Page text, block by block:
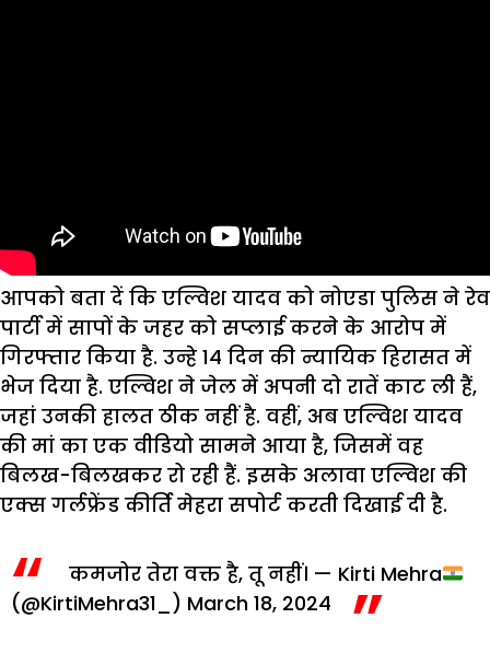
आपको बता दें कि एल्विश यादव को नोएडा पुलिस ने रेव
पार्टी में सापों के जहर को सप्लाई करने के आरोप में
गिरफ्तार किया है. उन्हे 14 दिन की न्यायिक हिरासत में
भेज दिया है. एल्विश ने जेल में अपनी दो रातें काट ली हैं,
जहां उनकी हालत ठीक नहीं है. वहीं, अब एल्विश यादव
की मां का एक वीडियो सामने आया है, जिसमें वह
बिलख-बिलखकर रो रही हैं. इसके अलावा एल्विश की
एक्स गर्लफ्रेंड कीर्ति मेहरा सपोर्ट करती दिखाई दी है.
कमजोर तेरा वक्त है, तू नहीं। — Kirti Mehra
(@KirtiMehra31_) March 18, 2024